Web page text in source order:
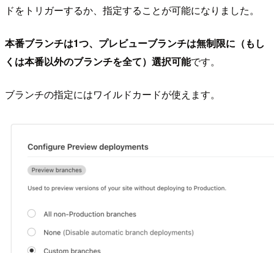
ドをトリガーするか、指定することが可能になりました。
本番ブランチは1つ、プレビューブランチは無制限に（もし
くは本番以外のブランチを全て）選択可能です。
ブランチの指定にはワイルドカードが使えます。